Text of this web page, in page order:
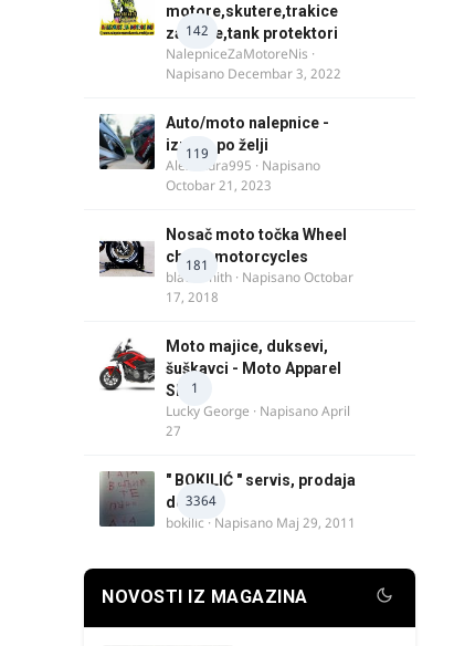
142
motore,skutere,trakice
za felne,tank protektori
NalepniceZaMotoreNis ·
Napisano Decembar 3, 2022
119
Auto/moto nalepnice -
izrada po želji
Alexandra995 · Napisano
Octobar 21, 2023
181
Nosač moto točka Wheel
chock motorcycles
blacksmith · NapisanoOctobar
17, 2018
1
Moto majice, duksevi,
šuškavci - Moto Apparel
SRB
Lucky George · NapisanoApril
27
3364
" BOKILIĆ " servis, prodaja
delova
bokilic · Napisano Maj 29, 2011
NOVOSTI IZ MAGAZINA